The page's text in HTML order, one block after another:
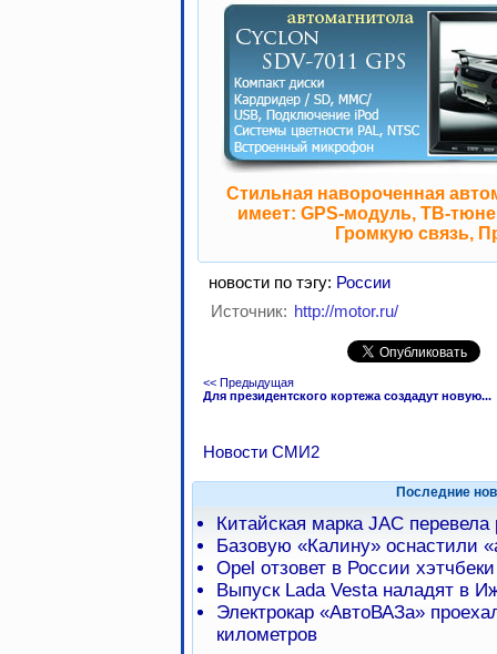
Стильная навороченная
имеет: GPS-модуль, ТВ-
Громкую связь,
новости по тэгу: России
Источник: http://motor.ru/
<< Предыдущая
Для президентского кортежа создадут новую...
Новости СМИ2
Последние
Китайская марка JAC
Базовую «Калину» оснастили
Opel отзовет в России
Выпуск Lada Vesta наладят в
Электрокар «АвтоВАЗа»
километров